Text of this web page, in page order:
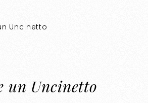
Uncinetto
un Uncinetto